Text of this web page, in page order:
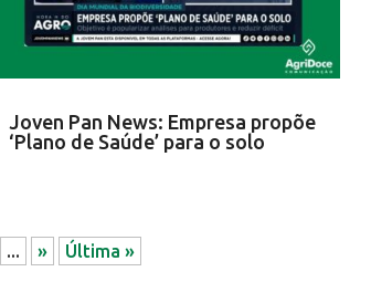
Joven Pan News: Empresa propõe
‘Plano de Saúde’ para o solo
... » Última »